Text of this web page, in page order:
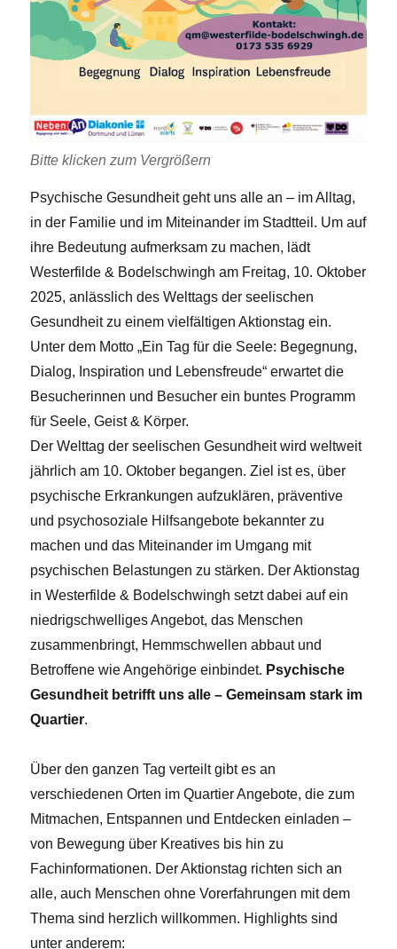
Bitte klicken zum Vergrößern
Psychische Gesundheit geht uns alle an – im Alltag,
in der Familie und im Miteinander im Stadtteil. Um auf
ihre Bedeutung aufmerksam zu machen, lädt
Westerfilde & Bodelschwingh am Freitag, 10. Oktober
2025, anlässlich des Welttags der seelischen
Gesundheit zu einem vielfältigen Aktionstag ein.
Unter dem Motto „Ein Tag für die Seele: Begegnung,
Dialog, Inspiration und Lebensfreude“ erwartet die
Besucherinnen und Besucher ein buntes Programm
für Seele, Geist & Körper.
Der Welttag der seelischen Gesundheit wird weltweit
jährlich am 10. Oktober begangen. Ziel ist es, über
psychische Erkrankungen aufzuklären, präventive
und psychosoziale Hilfsangebote bekannter zu
machen und das Miteinander im Umgang mit
psychischen Belastungen zu stärken. Der Aktionstag
in Westerfilde & Bodelschwingh setzt dabei auf ein
niedrigschwelliges Angebot, das Menschen
zusammenbringt, Hemmschwellen abbaut und
Betroffene wie Angehörige einbindet. Psychische
Gesundheit betrifft uns alle – Gemeinsam stark im
Quartier.
Über den ganzen Tag verteilt gibt es an
verschiedenen Orten im Quartier Angebote, die zum
Mitmachen, Entspannen und Entdecken einladen –
von Bewegung über Kreatives bis hin zu
Fachinformationen. Der Aktionstag richten sich an
alle, auch Menschen ohne Vorerfahrungen mit dem
Thema sind herzlich willkommen. Highlights sind
unter anderem: